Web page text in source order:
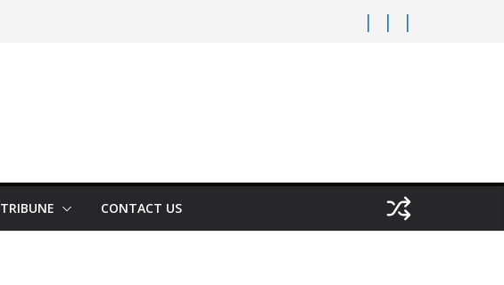
TRIBUNE CONTACT US